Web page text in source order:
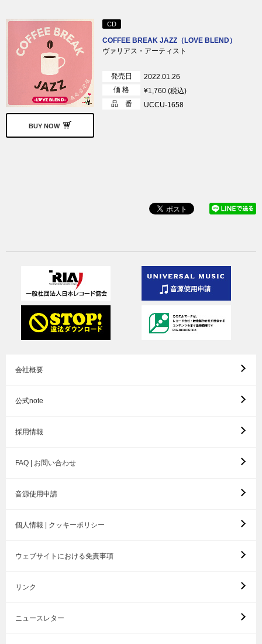
BUY NOW
CD
COFFEE BREAK JAZZ（LOVE BLEND）
ヴァリアス・アーティスト
発売日
2022.01.26
価 格
¥1,760 (税込)
品 番
UCCU-1658
会社概要
公式note
採用情報
FAQ | お問い合わせ
音源使用申請
個人情報 | クッキーポリシー
ウェブサイトにおける免責事項
リンク
ニュースレター